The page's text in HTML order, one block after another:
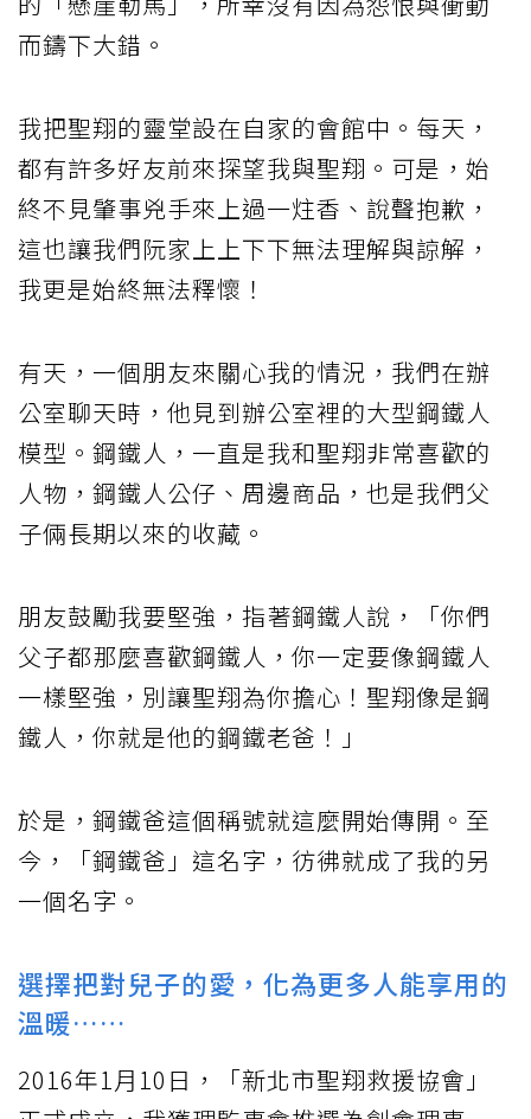
而鑄下大錯。
我把聖翔的靈堂設在自家的會館中。每天，
都有許多好友前來探望我與聖翔。可是，始
終不見肇事兇手來上過一炷香、說聲抱歉，
這也讓我們阮家上上下下無法理解與諒解，
我更是始終無法釋懷！
有天，一個朋友來關心我的情況，我們在辦
公室聊天時，他見到辦公室裡的大型鋼鐵人
模型。鋼鐵人，一直是我和聖翔非常喜歡的
人物，鋼鐵人公仔、周邊商品，也是我們父
子倆長期以來的收藏。
朋友鼓勵我要堅強，指著鋼鐵人說，「你們
父子都那麼喜歡鋼鐵人，你一定要像鋼鐵人
一樣堅強，別讓聖翔為你擔心！聖翔像是鋼
鐵人，你就是他的鋼鐵老爸！」
於是，鋼鐵爸這個稱號就這麼開始傳開。至
今，「鋼鐵爸」這名字，彷彿就成了我的另
一個名字。
選擇把對兒子的愛，化為更多人能享用的
溫暖……
2016年1月10日，「新北市聖翔救援協會」